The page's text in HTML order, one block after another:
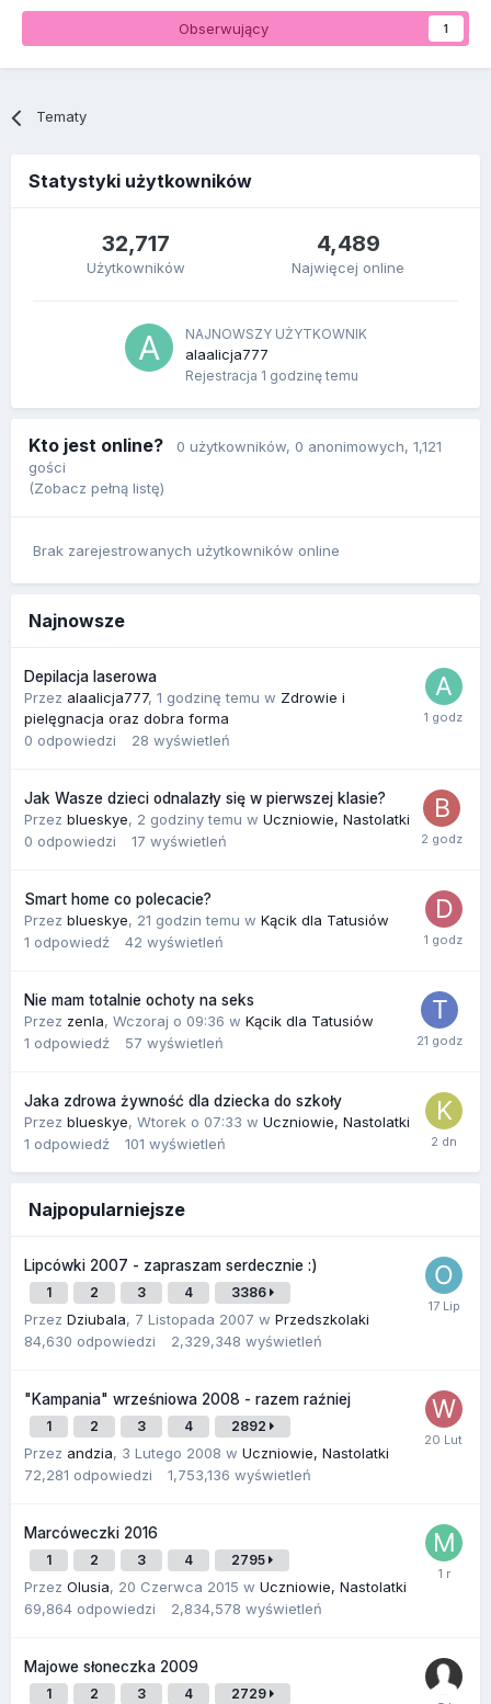
Obserwujący 1
Tematy
Statystyki użytkowników
32,717
Użytkowników
4,489
Najwięcej online
NAJNOWSZY UŻYTKOWNIK
alaalicja777
Rejestracja 1 godzinę temu
Kto jest online? 0 użytkowników, 0 anonimowych, 1,121
gości
(Zobacz pełną listę)
Brak zarejestrowanych użytkowników online
Najnowsze
Depilacja laserowa
Przez alaalicja777, 1 godzinę temu w Zdrowie i
pielęgnacja oraz dobra forma
0 odpowiedzi 28 wyświetleń
Jak Wasze dzieci odnalazły się w pierwszej klasie?
Przez blueskye, 2 godziny temu w Uczniowie, Nastolatki
0 odpowiedzi 17 wyświetleń
Smart home co polecacie?
Przez blueskye, 21 godzin temu w Kącik dla Tatusiów
1 odpowiedź 42 wyświetleń
Nie mam totalnie ochoty na seks
Przez zenla, Wczoraj o 09:36 w Kącik dla Tatusiów
1 odpowiedź 57 wyświetleń
Jaka zdrowa żywność dla dziecka do szkoły
Przez blueskye, Wtorek o 07:33 w Uczniowie, Nastolatki
1 odpowiedź 101 wyświetleń
Najpopularniejsze
Lipcówki 2007 - zapraszam serdecznie :)
1 2 3 4 3386
Przez Dziubala, 7 Listopada 2007 w Przedszkolaki
84,630 odpowiedzi 2,329,348 wyświetleń
"Kampania" wrześniowa 2008 - razem raźniej
1 2 3 4 2892
Przez andzia, 3 Lutego 2008 w Uczniowie, Nastolatki
72,281 odpowiedzi 1,753,136 wyświetleń
Marcóweczki 2016
1 2 3 4 2795
Przez Olusia, 20 Czerwca 2015 w Uczniowie, Nastolatki
69,864 odpowiedzi 2,834,578 wyświetleń
Majowe słoneczka 2009
1 2 3 4 2729